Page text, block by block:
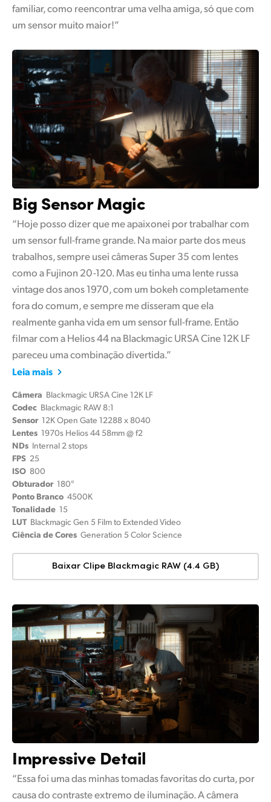
familiar, como reencontrar uma velha amiga, só que com
um sensor muito maior!”
Big Sensor Magic
“Hoje posso dizer que me apaixonei por trabalhar com
um sensor full-frame grande. Na maior parte dos meus
trabalhos, sempre usei câmeras Super 35 com lentes
como a Fujinon 20-120. Mas eu tinha uma lente russa
vintage dos anos 1970, com um bokeh completamente
fora do comum, e sempre me disseram que ela
realmente ganha vida em um sensor full-frame. Então
filmar com a Helios 44 na Blackmagic URSA Cine 12K LF
pareceu uma combinação divertida.”
Leia mais
Câmera Blackmagic URSA Cine 12K LF
Codec Blackmagic RAW 8:1
Sensor 12K Open Gate 12288 x 8040
Lentes 1970s Helios 44 58mm @ f2
NDs Internal 2 stops
FPS 25
ISO 800
Obturador 180°
Ponto Branco 4500K
Tonalidade 15
LUT Blackmagic Gen 5 Film to Extended Video
Ciência de Cores Generation 5 Color Science
Baixar Clipe Blackmagic RAW (4.4 GB)
Impressive Detail
“Essa foi uma das minhas tomadas favoritas do curta, por
causa do contraste extremo de iluminação. A câmera